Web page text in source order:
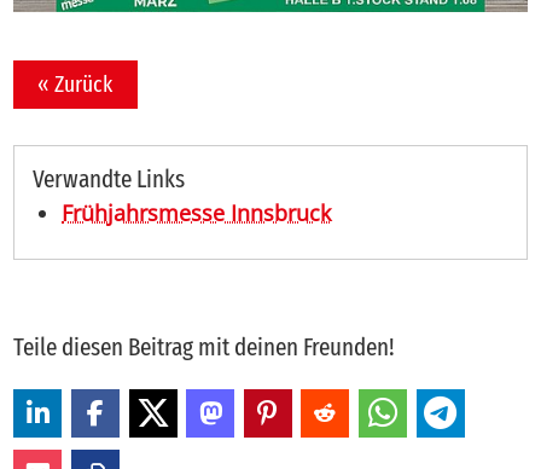
« Zurück
Verwandte Links
Frühjahrsmesse Innsbruck
Teile diesen Beitrag mit deinen Freunden!